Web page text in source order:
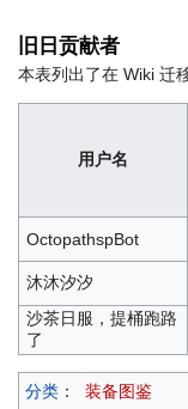
旧日贡献者
本表列出了在 Wiki 迁
用户名
OctopathspBot
沐沐汐汐
沙茶日服，提桶跑路
了
分类 ： 装备图鉴